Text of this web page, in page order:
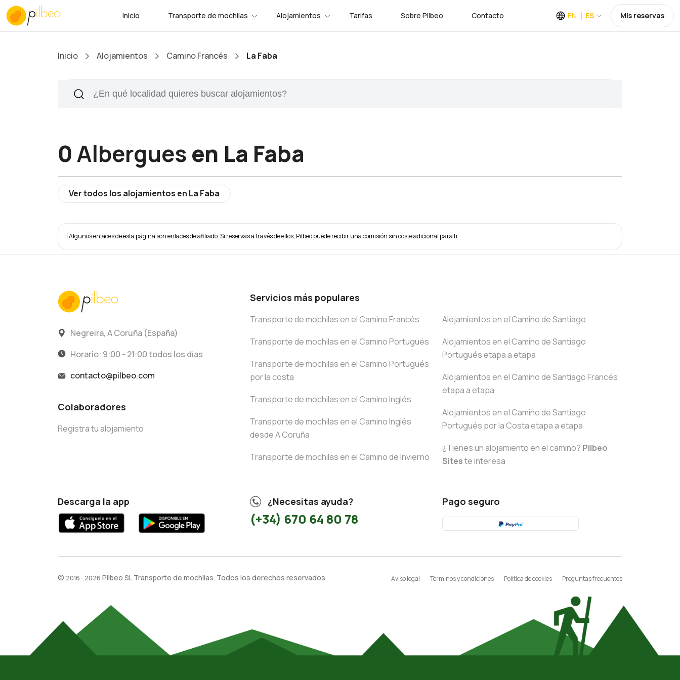
Inicio Transporte de mochilas Alojamientos Tarifas Sobre Pilbeo Contacto EN ES Mis reservas
Inicio Alojamientos Camino Francés La Faba
0Albergues en La Faba
Ver todos los alojamientos en La Faba
ℹ️ Algunos enlaces de esta página son enlaces de afiliado. Si reservas a través de ellos, Pilbeo puede recibir una comisión sin coste adicional para ti.
Negreira, A Coruña (España)
Horario: 9:00 - 21:00 todos los días
contacto@pilbeo.com
Colaboradores
Registra tu alojamiento
Servicios más populares
Transporte de mochilas en el Camino Francés
Transporte de mochilas en el Camino Portugués
Transporte de mochilas en el Camino Portugués
por la costa
Transporte de mochilas en el Camino Inglés
Transporte de mochilas en el Camino Inglés
desde A Coruña
Transporte de mochilas en el Camino de Invierno
Alojamientos en el Camino de Santiago
Alojamientos en el Camino de Santiago
Portugués etapa a etapa
Alojamientos en el Camino de Santiago Francés
etapa a etapa
Alojamientos en el Camino de Santiago
Portugués por la Costa etapa a etapa
¿Tienes un alojamiento en el camino? Pilbeo
Siteste interesa
Descarga la app ¿Necesitas ayuda?
(+34) 670 64 80 78
Pago seguro
© 2016 - 2026 Pilbeo SL Transporte de mochilas. Todos los derechos reservados Aviso legal Términos y condiciones Política de cookies Preguntas frecuentes